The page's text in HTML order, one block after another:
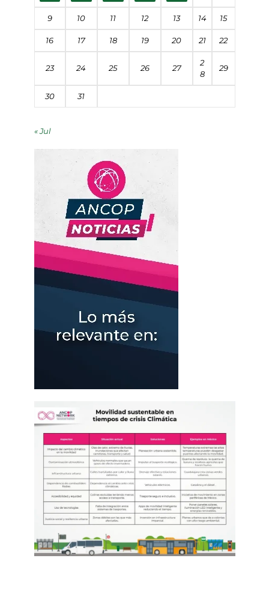
9 10 11 12 13 14 15
16 17 18 19 20 21 22
23 24 25 26 27
2
8
29
30 31
« Jul